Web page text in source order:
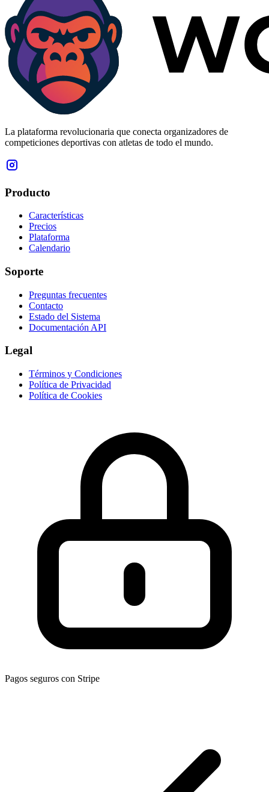
La plataforma revolucionaria que conecta organizadores de
competiciones deportivas con atletas de todo el mundo.
Producto
Características
Precios
Plataforma
Calendario
Soporte
Preguntas frecuentes
Contacto
Estado del Sistema
Documentación API
Legal
Términos y Condiciones
Política de Privacidad
Política de Cookies
Pagos seguros con Stripe